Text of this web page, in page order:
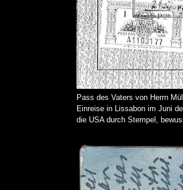
Pass des Vaters von Herrn
Einreise in Lissabon im Juni
die USA durch Stempel,